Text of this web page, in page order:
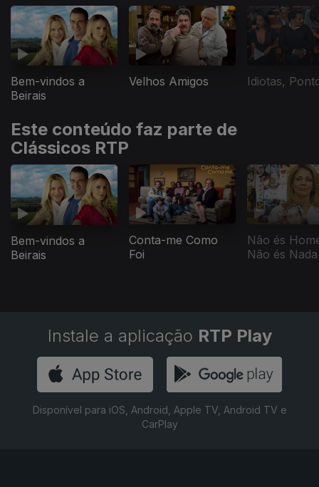
Bem-vindos a
Beirais
Velhos Amigos Idiotas,
Este conteúdo faz parte de
Clássicos RTP
Bem-vindos a
Beirais
Conta-me Como
Foi
Não és
Não és Nada
Instale a aplicação RTP Play
Disponível para iOS, Android, Apple TV, Android TV e
CarPlay